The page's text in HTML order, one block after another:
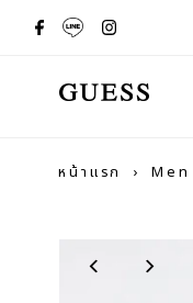
หน้าแรก › Men